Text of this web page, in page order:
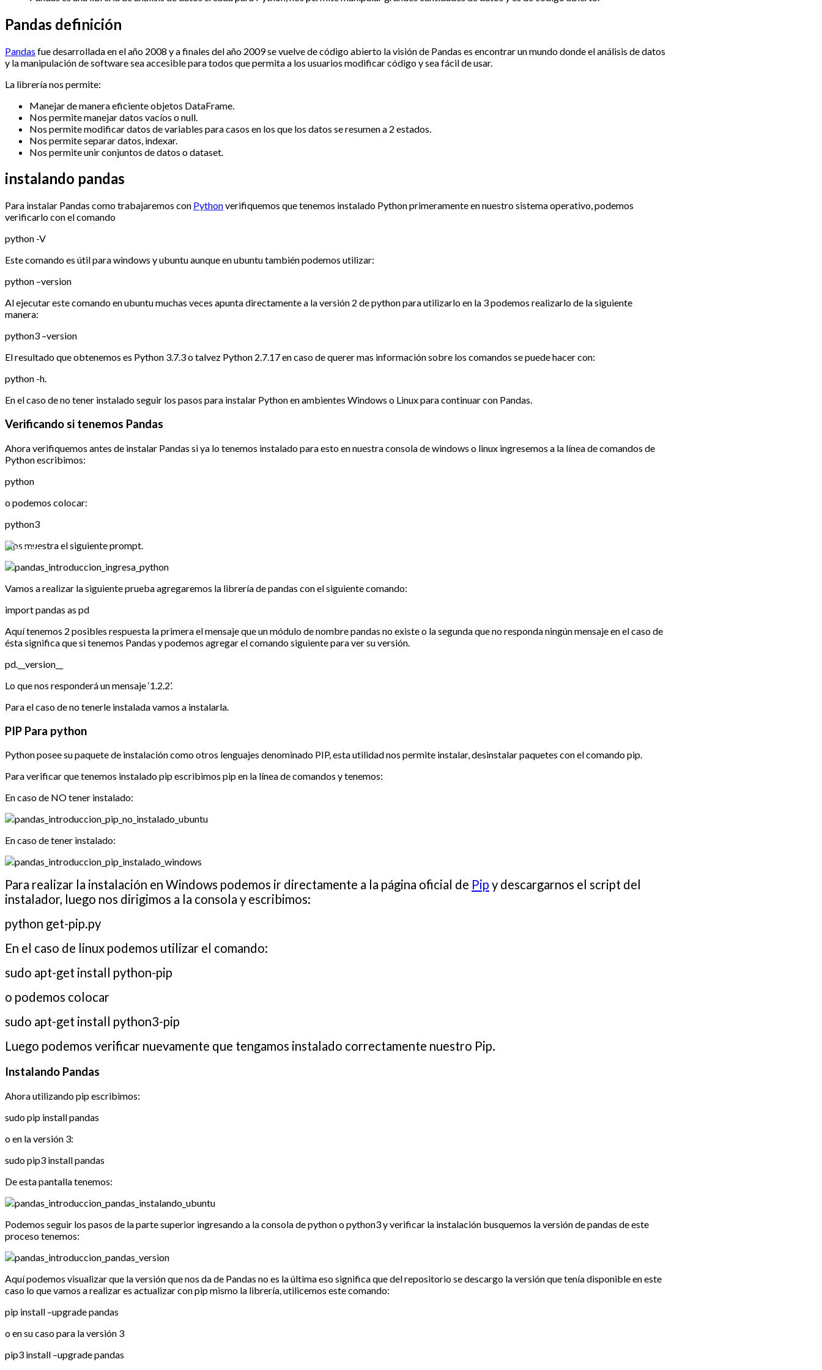
Pandas definición
Pandas fue desarrollada en el año 2008 y a finales del año 2009 se vuelve de código abierto la visión de Pandas es encontrar un mundo donde el análisis de datos
y la manipulación de software sea accesible para todos que permita a los usuarios modificar código y sea fácil de usar.
La librería nos permite:
Manejar de manera eficiente objetos DataFrame.
Nos permite manejar datos vacíos o null.
Nos permite modificar datos de variables para casos en los que los datos se resumen a 2 estados.
Nos permite separar datos, indexar.
Nos permite unir conjuntos de datos o dataset.
instalando pandas
Para instalar Pandas como trabajaremos con Pythonverifiquemos que tenemos instalado Python primeramente en nuestro sistema operativo, podemos
verificarlo con el comando
python -V
Este comando es útil para windows y ubuntu aunque en ubuntu también podemos utilizar:
python –version
Al ejecutar este comando en ubuntu muchas veces apunta directamente a la versión 2 de python para utilizarlo en la 3 podemos realizarlo de la siguiente
manera:
python3 –version
El resultado que obtenemos es Python 3.7.3 o talvez Python 2.7.17 en caso de querer mas información sobre los comandos se puede hacer con:
python -h.
En el caso de no tener instalado seguir los pasos para instalar Python en ambientes Windows o Linux para continuar con Pandas.
Verificando si tenemos Pandas
Ahora verifiquemos antes de instalar Pandas si ya lo tenemos instalado para esto en nuestra consola de windows o linux ingresemos a la línea de comandos de
Python escribimos:
python
o podemos colocar:
python3
Nos muestra el siguiente prompt.
Vamos a realizar la siguiente prueba agregaremos la librería de pandas con el siguiente comando:
import pandas as pd
Aquí tenemos 2 posibles respuesta la primera el mensaje que un módulo de nombre pandas no existe o la segunda que no responda ningún mensaje en el caso de
ésta significa que si tenemos Pandas y podemos agregar el comando siguiente para ver su versión.
pd.__version__
Lo que nos responderá un mensaje ‘1.2.2’.
Para el caso de no tenerle instalada vamos a instalarla.
PIP Para python
Python posee su paquete de instalación como otros lenguajes denominado PIP, esta utilidad nos permite instalar, desinstalar paquetes con el comando pip.
Para verificar que tenemos instalado pip escribimos pip en la línea de comandos y tenemos:
En caso de NO tener instalado:
En caso de tener instalado:
Para realizar la instalación en Windows podemos ir directamente a la página oficial de Pip y descargarnos el script del
instalador, luego nos dirigimos a la consola y escribimos:
python get-pip.py
En el caso de linux podemos utilizar el comando:
sudo apt-get install python-pip
o podemos colocar
sudo apt-get install python3-pip
Luego podemos verificar nuevamente que tengamos instalado correctamente nuestro Pip.
Instalando Pandas
Ahora utilizando pip escribimos:
sudo pip install pandas
o en la versión 3:
sudo pip3 install pandas
De esta pantalla tenemos:
Podemos seguir los pasos de la parte superior ingresando a la consola de python o python3 y verificar la instalación busquemos la versión de pandas de este
proceso tenemos:
Aquí podemos visualizar que la versión que nos da de Pandas no es la última eso significa que del repositorio se descargo la versión que tenía disponible en este
caso lo que vamos a realizar es actualizar con pip mismo la librería, utilicemos este comando:
pip install –upgrade pandas
o en su caso para la versión 3
pip3 install –upgrade pandas